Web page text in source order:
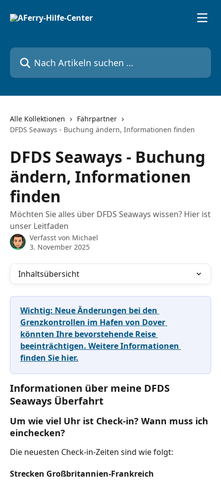
Nach Artikeln suchen …
Alle Kollektionen
Fährpartner
DFDS Seaways - Buchung ändern, Informationen finden
DFDS Seaways - Buchung
ändern, Informationen
finden
Möchten Sie alles über DFDS Seaways wissen? Hier ist
unser Leitfaden
Verfasst von Michael
3. November 2025
Inhaltsübersicht
Wichtig: Neue Änderungen bei den
Grenzkontrollen im Hafen von Dover
könnten Ihre bevorstehende Reise
beeinträchtigen. Weitere Informationen
finden Sie hier.
Informationen über meine DFDS
Seaways Überfahrt
Um wie viel Uhr ist Check-in? Wann muss ich
einchecken?
Die neuesten Check-in-Zeiten sind wie folgt:
Strecken Großbritannien-Frankreich